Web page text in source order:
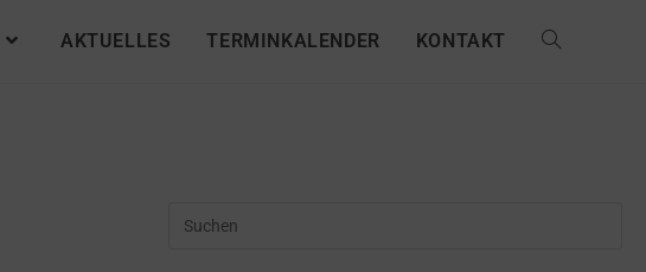
AKTUELLES TERMINKALENDER KONTAKT